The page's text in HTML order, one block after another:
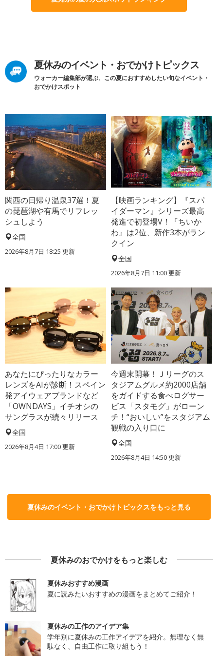
夏休みのイベント・おでかけトピックス
ウォーカー編集部が選ぶ、この夏におすすめしたい旬なイベント・
おでかけスポット
関西の日帰り温泉37選！夏
の琵琶湖や有馬でリフレッ
シュしよう
全国
2026年8月7日 18:25 更新
【映画ランキング】『スパ
イダーマン』シリーズ最高
発進で初登場V！『ちいか
わ』は2位、新作3本がラン
クイン
全国
2026年8月7日 11:00更新
あなたにぴったりなカラー
レンズをAIが診断！スペイン
発アイウェアブランドなど
「OWNDAYS」イチオシの
サングラスが続々リリース
全国
2026年8月4日 17:00更新
今週末開幕！Ｊリーグのス
タジアムグルメ約2000店舗
をガイドする食べログサー
ビス「スタモグ」がローン
チ！“おいしい”をスタジアム
観戦の入り口に
全国
2026年8月4日 14:50更新
夏休みのイベント・おでかけトピックスをもっと見る
夏休みのおでかけをもっと楽しむ
夏休みおすすめ漫画
夏に読みたいおすすめの漫画をまとめてご紹介！
夏休みの工作のアイデア集
学年別に夏休みの工作アイデアを紹介。無理なく無
駄なく、自由工作に取り組もう！